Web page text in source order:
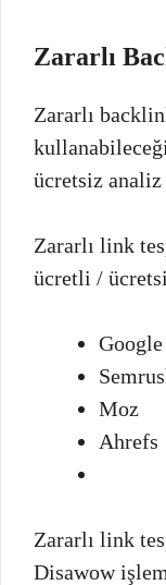
Zararlı
Zararlı
ücretsiz analiz
Zararlı link
ücretli /
Moz
Ahrefs
Zararlı link
Disawow